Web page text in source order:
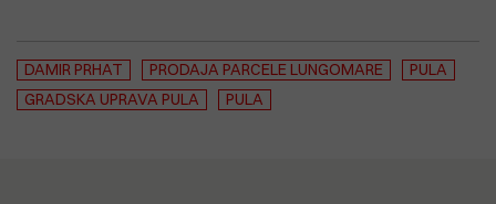
DAMIR PRHAT PRODAJA PARCELE LUNGOMARE
PULA
GRADSKA UPRAVA PULA
PULA